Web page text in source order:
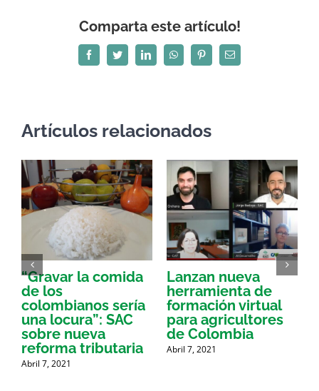
Comparta este artículo!
FacebookTwitterLinkedInWhatsAppPinterestCorreo
electrónico
Artículos relacionados
“Gravar la comida
de los
colombianos sería
una locura”: SAC
sobre nueva
reforma tributaria
Abril 7, 2021
Lanzan nueva
herramienta de
formación virtual
para agricultores
de Colombia
Abril 7, 2021